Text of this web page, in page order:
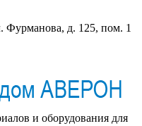
Фурманова, д. 125, пом. 1
и оборудования для